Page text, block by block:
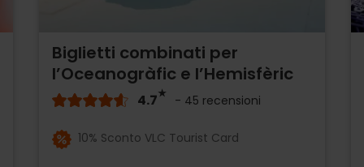
Biglietti combinati per
l’Oceanogràfic e l’Hemisfèric
4.7 - 45 recensioni
10% Sconto VLC Tourist Card